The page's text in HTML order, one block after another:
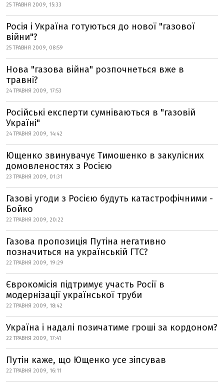
25 ТРАВНЯ 2009, 15:33
Росія і Україна готуються до нової "газової
війни"?
25 ТРАВНЯ 2009, 08:59
Нова "газова війна" розпочнеться вже в
травні?
24 ТРАВНЯ 2009, 17:53
Російські експерти сумніваються в "газовій
Україні"
24 ТРАВНЯ 2009, 14:42
Ющенко звинувачує Тимошенко в закулісних
домовленостях з Росією
23 ТРАВНЯ 2009, 01:31
Газові угоди з Росією будуть катастрофічними -
Бойко
22 ТРАВНЯ 2009, 20:22
Газова пропозиція Путіна негативно
позначиться на українській ГТС?
22 ТРАВНЯ 2009, 19:29
Єврокомісія підтримує участь Росії в
модернізації української труби
22 ТРАВНЯ 2009, 18:42
Україна і надалі позичатиме гроші за кордоном?
22 ТРАВНЯ 2009, 17:41
Путін каже, що Ющенко усе зіпсував
22 ТРАВНЯ 2009, 16:11